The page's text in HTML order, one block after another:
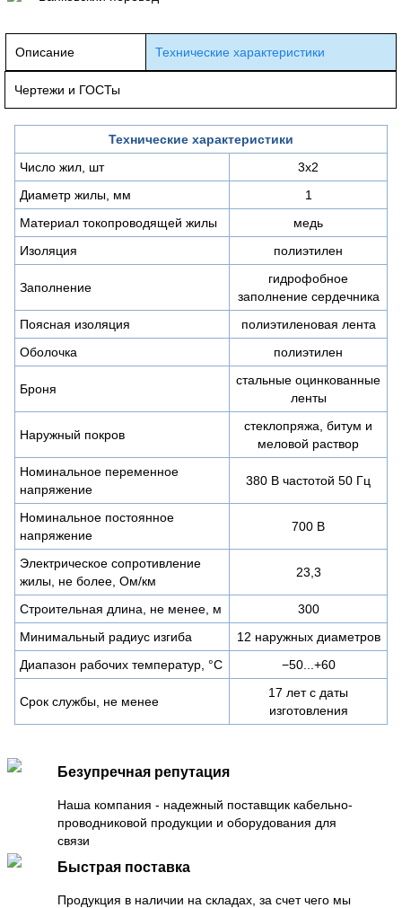
Описание Технические характеристики
Чертежи и ГОСТы
Технические характеристики
Число жил, шт
3х2
Диаметр жилы, мм
1
Материал токопроводящей жилы
медь
Изоляция
полиэтилен
Заполнение
гидрофобное
заполнение сердечника
Поясная изоляция
полиэтиленовая лента
Оболочка
полиэтилен
Броня
стальные оцинкованные
ленты
Наружный покров
стеклопряжа, битум и
меловой раствор
Номинальное переменное
напряжение
380 В частотой 50 Гц
Номинальное постоянное
напряжение
700 В
Электрическое сопротивление
жилы, не более, Ом/км
23,3
Строительная длина, не менее, м
300
Минимальный радиус изгиба
12 наружных диаметров
Диапазон рабочих температур, °C
−50...+60
Срок службы, не менее
17 лет с даты
изготовления
Безупречная репутация
Наша компания - надежный поставщик кабельно-
проводниковой продукции и оборудования для
связи
Быстрая поставка
Продукция в наличии на складах, за счет чего мы